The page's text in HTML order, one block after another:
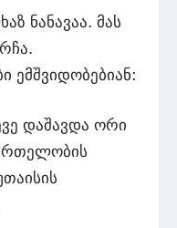
ნანავაა. მას
დაშავდა ორი